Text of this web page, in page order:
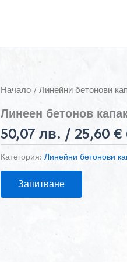
Начало / Линейни бетонови
Линеен бетонов
50,07 лв. / 25,60
Категория: Линейни бетонови
Запитване